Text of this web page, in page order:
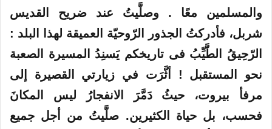
والمسلمين معًا . وصلَّيتُ عند ضريح القديس
شربل، فأدركتُ الجذور الرّوحيّة العميقة لهذا البلد :
الرّحِيقُ الطَّيِّبُ فى تاريخكم يَسنِدُ المسيرة الصعبة
نحو المستقبل ! أثَّرَت في زيارتي القصيرة إلى
مرفأ بيروت، حيثُ دَمَّرَ الانفجارُ ليس المكانَ
فحسب، بل حياة الكثيرين. صلَّيتُ من أجل جميع